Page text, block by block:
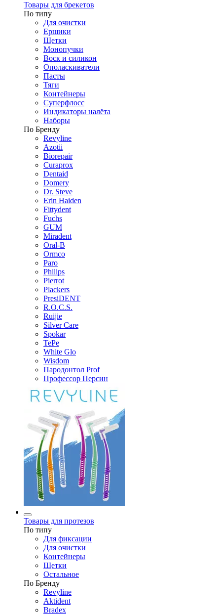
Товары для брекетов
По типу
Для очистки
Ершики
Щетки
Монопучки
Воск и силикон
Ополаскиватели
Пасты
Тяги
Контейнеры
Суперфлосс
Индикаторы налёта
Наборы
По Бренду
Revyline
Azotii
Biorepair
Curaprox
Dentaid
Domery
Dr. Steve
Erin Haiden
Fittydent
Fuchs
GUM
Miradent
Oral-B
Ormco
Paro
Philips
Pierrot
Plackers
PresiDENT
R.O.C.S.
Ruijie
Silver Care
Spokar
TePe
White Glo
Wisdom
Пародонтол Prof
Профессор Персин
Товары для протезов
По типу
Для фиксации
Для очистки
Контейнеры
Щетки
Остальное
По Бренду
Revyline
Aktident
Bradex